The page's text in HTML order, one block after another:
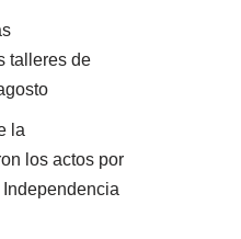
talleres de
la
los actos por